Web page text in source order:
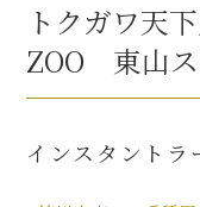
トクガワ天
ZOO 東山ス
インスタントラ